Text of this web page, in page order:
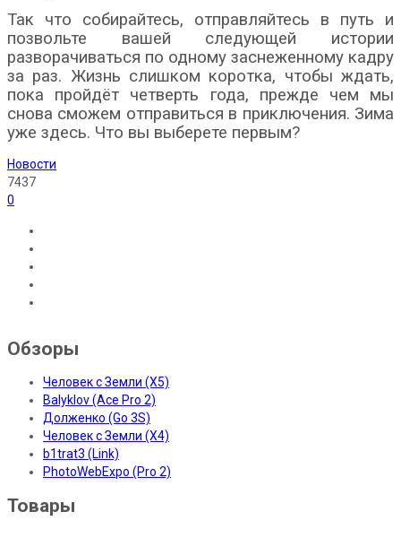
Так что собирайтесь, отправляйтесь в путь и
позвольте вашей следующей истории
разворачиваться по одному заснеженному кадру
за раз. Жизнь слишком коротка, чтобы ждать,
пока пройдёт четверть года, прежде чем мы
снова сможем отправиться в приключения. Зима
уже здесь. Что вы выберете первым?
Новости
7437
0
Обзоры
Человек с Земли (X5)
Balyklov (Ace Pro 2)
Долженко (Go 3S)
Человек с Земли (X4)
b1trat3 (Link)
PhotoWebExpo (Pro 2)
Товары